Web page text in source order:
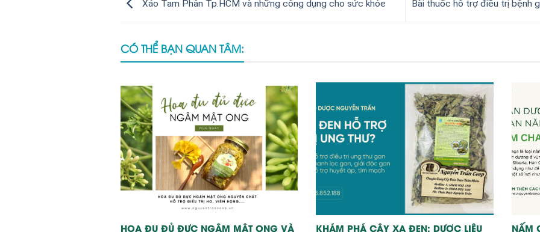
Xáo Tam Phân Tp.HCM và những công dụng cho sức khỏe Bài thuốc hỗ trợ điều trị bệnh
CÓ THỂ BẠN QUAN TÂM:
HOA ĐU ĐỦ ĐỰC NGÂM MẬT ONG VÀ KHÁM PHÁ CÂY XẠ ĐEN: DƯỢC LIỆU NẤM